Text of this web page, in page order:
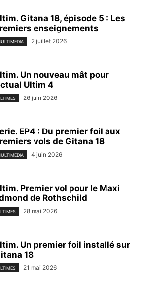
Gitana 18, épisode 5 : Les
enseignements
2 juillet 2026
Un nouveau mât pour
Ultim 4
26 juin 2026
EP4 : Du premier foil aux
vols de Gitana 18
4 juin 2026
Premier vol pour le Maxi
de Rothschild
28 mai 2026
Un premier foil installé sur
18
21 mai 2026